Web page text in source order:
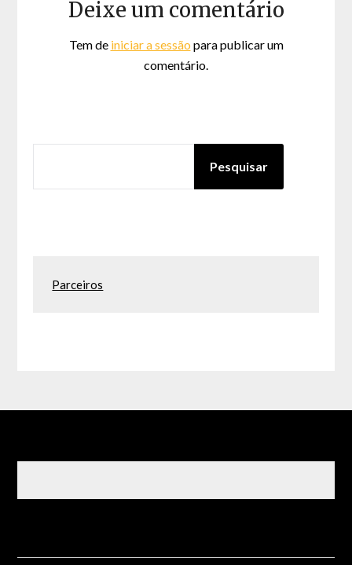
Deixe um comentário
Tem de iniciar a sessão para publicar um
comentário.
Pesquisar
Parceiros